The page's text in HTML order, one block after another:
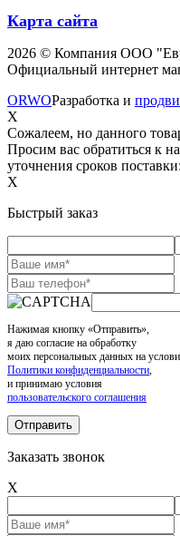
Карта сайта
2026 © Компания ООО
Официальный интернет
ORWOРазработка и
X
Сожалеем, но данного
Просим вас обратиться к
уточнения сроков
X
Быстрый заказ
Нажимая кнопку «Отправить»,
я даю согласие на обработку
моих персональных данных на
Политики конфиденциальности
и принимаю условия
пользовательского соглашения
Заказать звонок
X